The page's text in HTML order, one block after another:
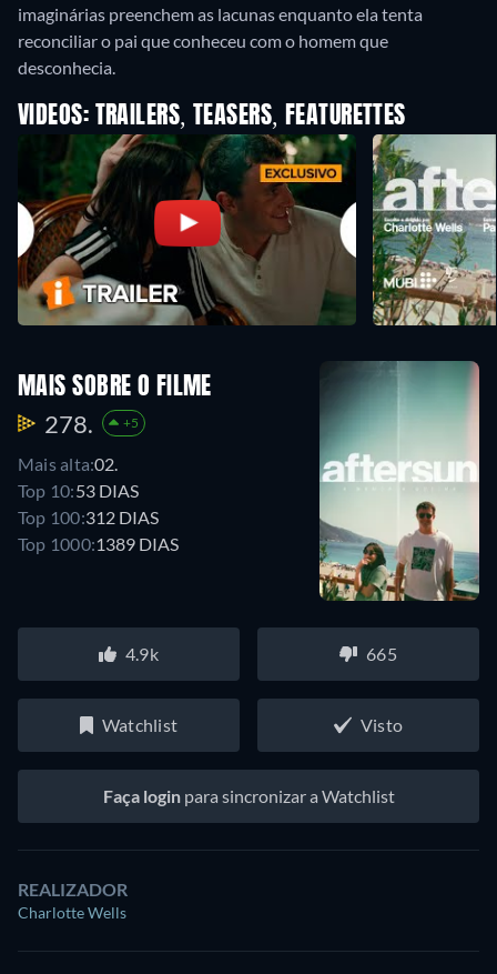
imaginárias preenchem as lacunas enquanto ela tenta
reconciliar o pai que conheceu com o homem que
desconhecia.
VIDEOS: TRAILERS, TEASERS, FEATURETTES
MAIS SOBRE O FILME
278. +5
Mais alta:02.
Top 10:53 DIAS
Top 100:312 DIAS
Top 1000:1389 DIAS
4.9k 665
Watchlist Visto
Faça loginpara sincronizar a Watchlist
REALIZADOR
Charlotte Wells